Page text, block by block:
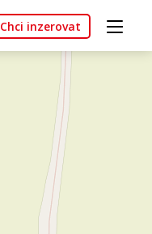
Chci inzerovat